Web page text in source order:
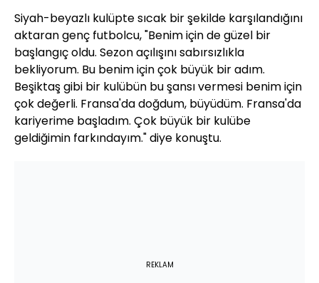
Siyah-beyazlı kulüpte sıcak bir şekilde karşılandığını
aktaran genç futbolcu, "Benim için de güzel bir
başlangıç oldu. Sezon açılışını sabırsızlıkla
bekliyorum. Bu benim için çok büyük bir adım.
Beşiktaş gibi bir kulübün bu şansı vermesi benim için
çok değerli. Fransa'da doğdum, büyüdüm. Fransa'da
kariyerime başladım. Çok büyük bir kulübe
geldiğimin farkındayım." diye konuştu.
REKLAM